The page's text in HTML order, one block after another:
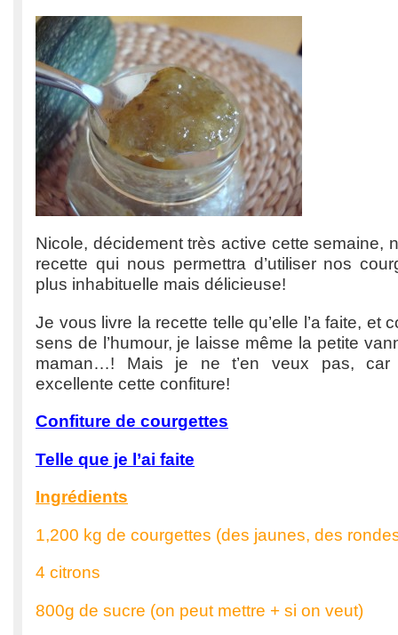
Nicole, décidement très active cette semaine,
recette qui nous permettra d’utiliser nos
plus inhabituelle mais délicieuse!
Je vous livre la recette telle qu’elle l’a faite, et
sens de l’humour, je laisse même la petite
maman…! Mais je ne t’en veux pas, car
excellente cette confiture!
Confiture de courgettes
Telle que je l’ai faite
Ingrédients
1,200 kg de courgettes (des jaunes, des
4 citrons
800g de sucre (on peut mettre + si on veut)